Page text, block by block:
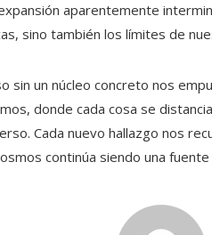
aparentemente
sino también los límites de
sin un núcleo concreto nos
donde cada cosa se
Cada nuevo hallazgo nos
continúa siendo una fuente